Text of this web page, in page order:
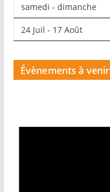
samedi - dimanche
24 Juil - 17 Août
Évènements à venir